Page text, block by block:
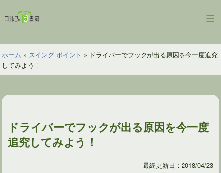
ン
ツ
へ
ス
ッ
ゴ
フ
の
図
ホーム » スイング ポイント » ドライバーでフックが出る原因を今一度追究
してみよう！
ドライバーでフックが出る原因を今一度
追究してみよう！
最終更新日：2018/04/23